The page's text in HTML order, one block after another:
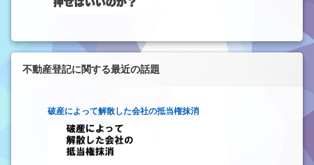
不動産登記に関する最近の話題
破産によって解散した会社の抵当権抹消